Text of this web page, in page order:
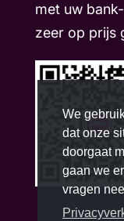
met uw
zeer op prijs
We
dat onze
doorgaat
gaan we
vragen